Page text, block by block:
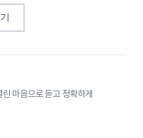
마음으로 듣고 정확하게